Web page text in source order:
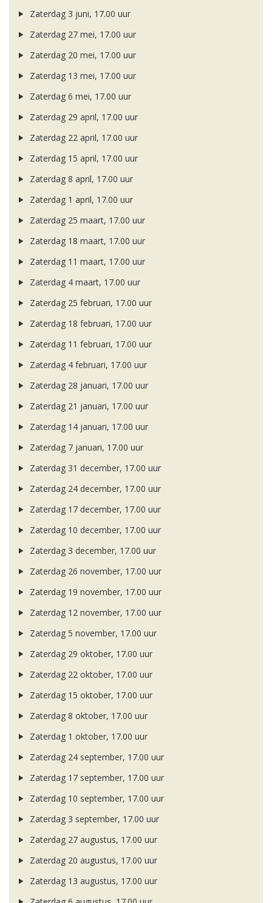
Zaterdag 3 juni, 17.00 uur
Zaterdag 27 mei, 17.00 uur
Zaterdag 20 mei, 17.00 uur
Zaterdag 13 mei, 17.00 uur
Zaterdag 6 mei, 17.00 uur
Zaterdag 29 april, 17.00 uur
Zaterdag 22 april, 17.00 uur
Zaterdag 15 april, 17.00 uur
Zaterdag 8 april, 17.00 uur
Zaterdag 1 april, 17.00 uur
Zaterdag 25 maart, 17.00 uur
Zaterdag 18 maart, 17.00 uur
Zaterdag 11 maart, 17.00 uur
Zaterdag 4 maart, 17.00 uur
Zaterdag 25 februari, 17.00 uur
Zaterdag 18 februari, 17.00 uur
Zaterdag 11 februari, 17.00 uur
Zaterdag 4 februari, 17.00 uur
Zaterdag 28 januari, 17.00 uur
Zaterdag 21 januari, 17.00 uur
Zaterdag 14 januari, 17.00 uur
Zaterdag 7 januari, 17.00 uur
Zaterdag 31 december, 17.00 uur
Zaterdag 24 december, 17.00 uur
Zaterdag 17 december, 17.00 uur
Zaterdag 10 december, 17.00 uur
Zaterdag 3 december, 17.00 uur
Zaterdag 26 november, 17.00 uur
Zaterdag 19 november, 17.00 uur
Zaterdag 12 november, 17.00 uur
Zaterdag 5 november, 17.00 uur
Zaterdag 29 oktober, 17.00 uur
Zaterdag 22 oktober, 17.00 uur
Zaterdag 15 oktober, 17.00 uur
Zaterdag 8 oktober, 17.00 uur
Zaterdag 1 oktober, 17.00 uur
Zaterdag 24 september, 17.00 uur
Zaterdag 17 september, 17.00 uur
Zaterdag 10 september, 17.00 uur
Zaterdag 3 september, 17.00 uur
Zaterdag 27 augustus, 17.00 uur
Zaterdag 20 augustus, 17.00 uur
Zaterdag 13 augustus, 17.00 uur